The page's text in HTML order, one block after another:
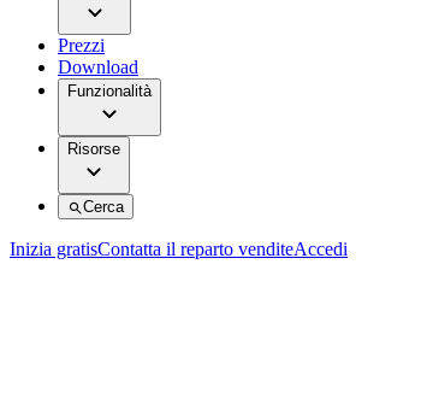
Prezzi
Download
Funzionalità
Risorse
Cerca
Inizia gratisContatta il reparto venditeAccedi